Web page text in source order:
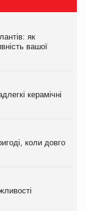
як
вашої
керамічні
коли довго